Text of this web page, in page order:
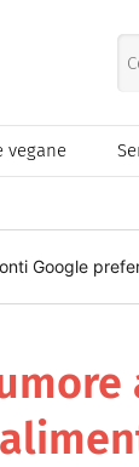
vegane
Google